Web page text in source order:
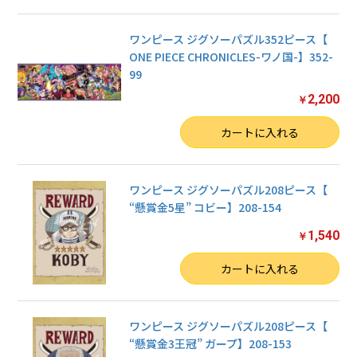
ワンピース ジグソーパズル352ピース【
ONE PIECE CHRONICLES-ワノ国-】352-
99
￥ 2,200
カートに入れる
ワンピース ジグソーパズル208ピース【
“懸賞金5星” コビー】208-154
￥ 1,540
カートに入れる
ワンピース ジグソーパズル208ピース【
“懸賞金3王冠” ガープ】208-153